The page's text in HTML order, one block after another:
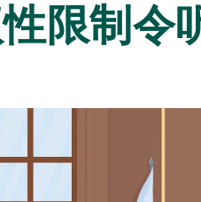
限制令